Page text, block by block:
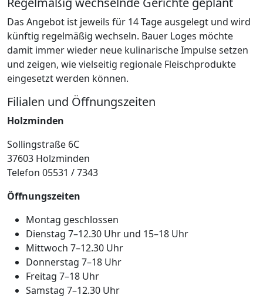
Das Angebot ist jeweils für 14 Tage ausgelegt und wird
künftig regelmäßig wechseln. Bauer Loges möchte
damit immer wieder neue kulinarische Impulse setzen
und zeigen, wie vielseitig regionale Fleischprodukte
eingesetzt werden können.
Filialen und Öffnungszeiten
Holzminden
Sollingstraße 6C
37603 Holzminden
Telefon 05531 / 7343
Öffnungszeiten
Montag geschlossen
Dienstag 7–12.30 Uhr und 15–18 Uhr
Mittwoch 7–12.30 Uhr
Donnerstag 7–18 Uhr
Freitag 7–18 Uhr
Samstag 7–12.30 Uhr